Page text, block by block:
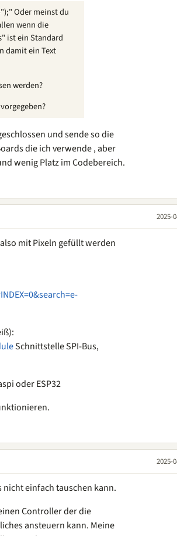
Oder meinst du
wenn die
ist ein Standard
damit ein Text
werden?
und sende so die
die ich verwende , aber
wenig Platz im Codebereich.
2025-
mit Pixeln gefüllt werden
Schnittstelle SPI-Bus,
oder ESP32
2025-
einfach tauschen kann.
Controller der die
ansteuern kann. Meine